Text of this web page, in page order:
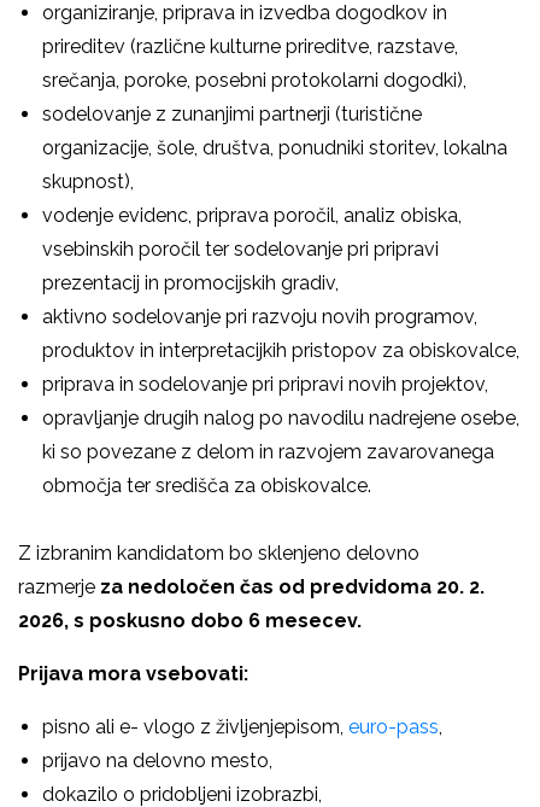
organiziranje, priprava in izvedba dogodkov in
prireditev (različne kulturne prireditve, razstave,
srečanja, poroke, posebni protokolarni dogodki),
sodelovanje z zunanjimi partnerji (turistične
organizacije, šole, društva, ponudniki storitev, lokalna
skupnost),
vodenje evidenc, priprava poročil, analiz obiska,
vsebinskih poročil ter sodelovanje pri pripravi
prezentacij in promocijskih gradiv,
aktivno sodelovanje pri razvoju novih programov,
produktov in interpretacijkih pristopov za obiskovalce,
priprava in sodelovanje pri pripravi novih projektov,
opravljanje drugih nalog po navodilu nadrejene osebe,
ki so povezane z delom in razvojem zavarovanega
območja ter središča za obiskovalce.
Z izbranim kandidatom bo sklenjeno delovno
razmerje za nedoločen čas od predvidoma 20. 2.
2026, s poskusno dobo 6 mesecev.
Prijava mora vsebovati:
pisno ali e- vlogo z življenjepisom, euro-pass,
prijavo na delovno mesto,
dokazilo o pridobljeni izobrazbi,